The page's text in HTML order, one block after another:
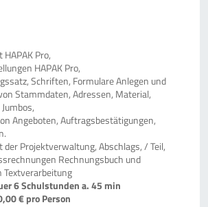
Pro,
HAPAK Pro,
Schriften, Formulare Anlegen und
Stammdaten, Adressen, Material,
Angeboten, Auftragsbestätigungen,
Projektverwaltung, Abschlags, / Teil,
Rechnungsbuch und
Textverarbeitung
6 Schulstunden a. 45 min
€ pro Person